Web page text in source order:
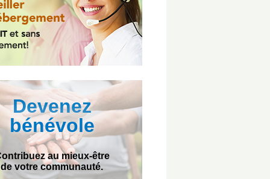
Devenez
bénévole
au mieux-être
de votre communauté.